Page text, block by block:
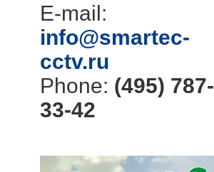
E-mail:
info@smartec-
cctv.ru
Phone: (495) 787-
33-42